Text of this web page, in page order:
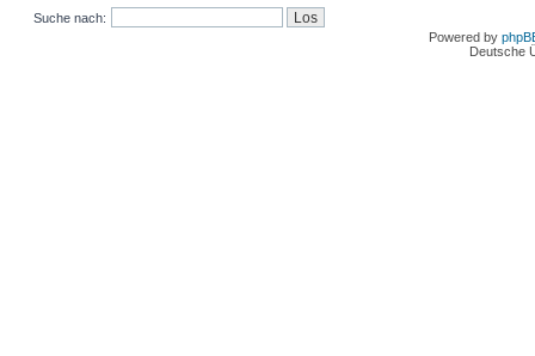
Suche nach:
Powered by
Deutsche